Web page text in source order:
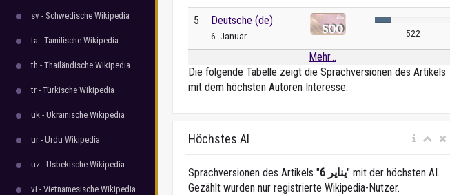
sv - Schwedische Wikipedia
ta - Tamilische Wikipedia
th - Thailändische Wikipedia
tr - Türkische Wikipedia
uk - Ukrainische Wikipedia
ur - Urdu Wikipedia
uz - Usbekische Wikipedia
vi - Vietnamesische Wikipedia
5 Deutsche (de)
6. Januar 522
Mehr...
Die folgende Tabelle zeigt die Sprachversionen des Artikels
mit dem höchsten Autoren Interesse.
Höchstes AI
Sprachversionen des Artikels " 6 يناير" mit der höchsten AI.
Gezählt wurden nur registrierte Wikipedia-Nutzer.